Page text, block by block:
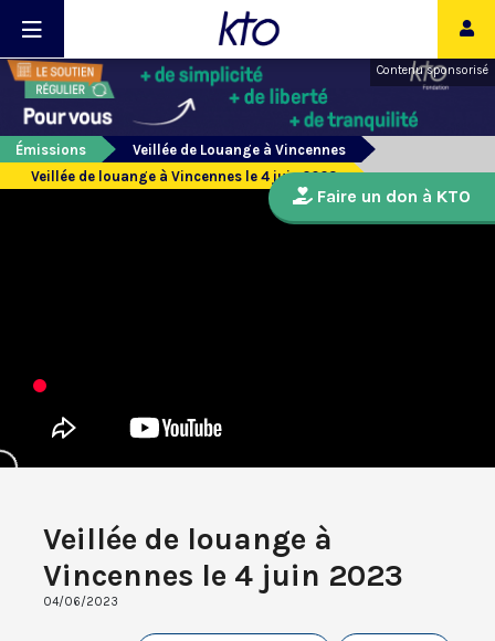
Contenu sponsorisé
Émissions
Veillée de Louange à Vincennes
Veillée de louange à Vincennes le 4 juin 2023
Veillée de louange à
Vincennes le 4 juin 2023
04/06/2023
Faire un don à KTO